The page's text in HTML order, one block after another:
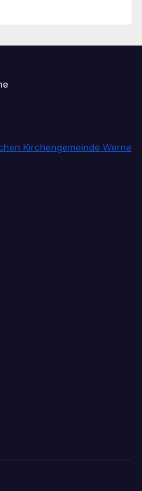
Kirchengemeinde Werne